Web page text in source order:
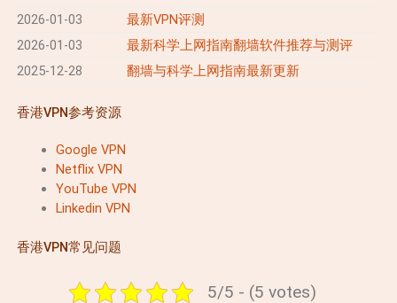
2026-01-03
最新VPN评测
2026-01-03
最新科学上网指南翻墙软件推荐与测评
2025-12-28
翻墙与科学上网指南最新更新
香港VPN参考资源
Google VPN
Netflix VPN
YouTube VPN
Linkedin VPN
香港VPN常见问题
5/5 - (5 votes)